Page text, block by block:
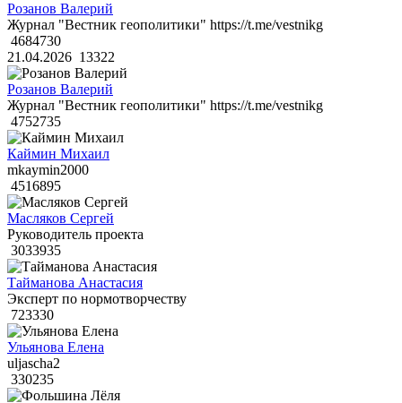
Розанов Валерий
Журнал "Вестник геополитики" https://t.me/vestnikg
4684730
21.04.2026 13322
Розанов Валерий
Журнал "Вестник геополитики" https://t.me/vestnikg
4752735
Каймин Михаил
mkaymin2000
4516895
Масляков Сергей
Руководитель проекта
3033935
Тайманова Анастасия
Эксперт по нормотворчеству
723330
Ульянова Елена
uljascha2
330235